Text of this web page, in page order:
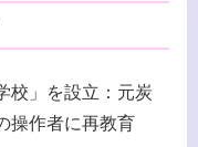
校」を設立：元炭
操作者に再教育